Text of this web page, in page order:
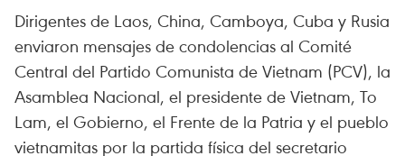
Dirigentes de Laos, China, Camboya, Cuba y Rusia
enviaron mensajes de condolencias al Comité
Central del Partido Comunista de Vietnam (PCV), la
Asamblea Nacional, el presidente de Vietnam, To
Lam, el Gobierno, el Frente de la Patria y el pueblo
vietnamitas por la partida física del secretario